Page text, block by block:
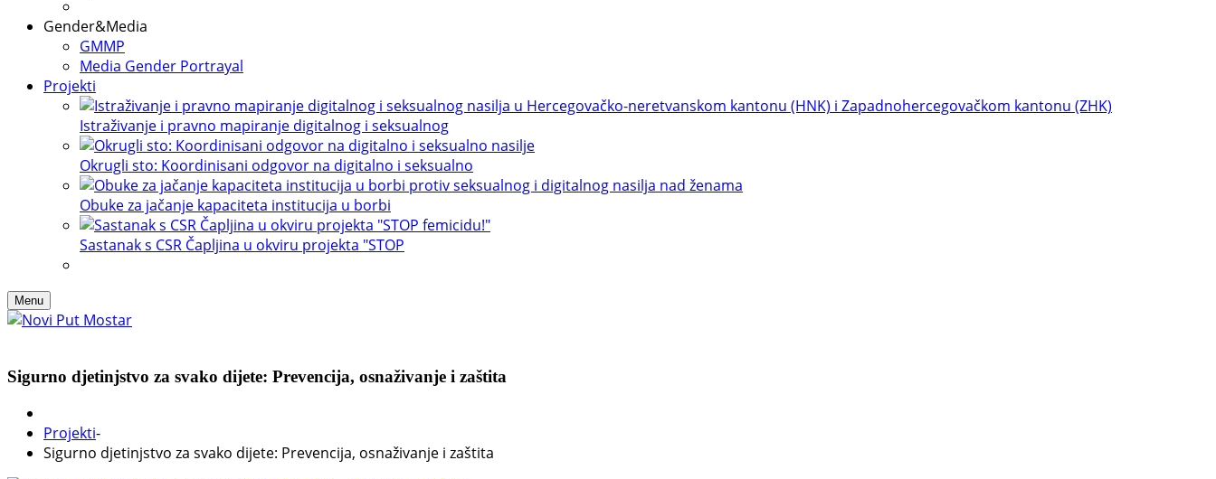
Gender&Media
GMMP
Media Gender Portrayal
Projekti
Istraživanje i pravno mapiranje digitalnog i seksualnog
Okrugli sto: Koordinisani odgovor na digitalno i seksualno
Obuke za jačanje kapaciteta institucija u borbi
Sastanak s CSR Čapljina u okviru projekta "STOP
Menu
Sigurno djetinjstvo za svako dijete: Prevencija, osnaživanje i zaštita
Projekti-
Sigurno djetinjstvo za svako dijete: Prevencija, osnaživanje i zaštita